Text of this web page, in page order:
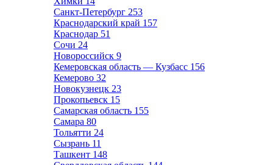
Санкт-Петербург 253
Краснодарский край 157
Краснодар 51
Сочи 24
Новороссийск 9
Кемеровская область — Кузбасс 156
Кемерово 32
Новокузнецк 23
Прокопьевск 15
Самарская область 155
Самара 80
Тольятти 24
Сызрань 11
Ташкент 148